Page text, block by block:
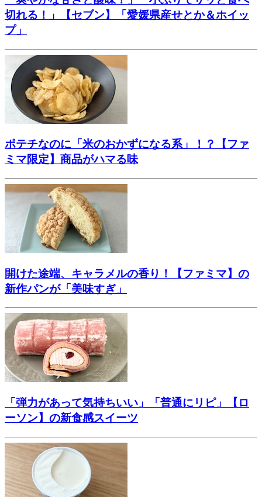
切れる！」【セブン】「愛媛県産せとか＆ホイッ
プ」
ポテチなのに「米のおかずになる系」！？【ファ
ミマ限定】商品がハマる味
開けた途端、キャラメルの香り！【ファミマ】の
新作パンが「美味すぎ」
「弾力があって気持ちいい」「普通にリピ」【ロ
ーソン】の新食感スイーツ